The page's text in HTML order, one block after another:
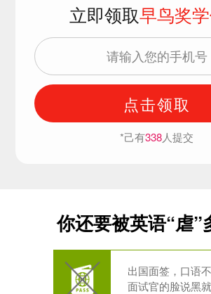
立即领取早鸟奖
点击领取
*己有338人提交
你还要被英语“虐”
出国面签，口语
面试官的脸说黑